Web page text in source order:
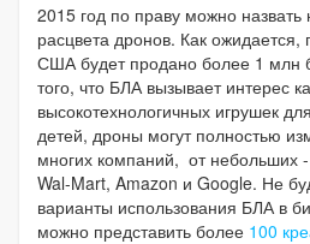
2015 год по праву можно назвать
расцвета дронов. Как ожидается,
США будет продано более 1 млн
того, что БЛА вызывает интерес
высокотехнологичных игрушек
детей, дроны могут полностью
многих компаний, от небольших
Wal-Mart, Amazon и Google. Не
варианты использования БЛА в
можно представить более 100